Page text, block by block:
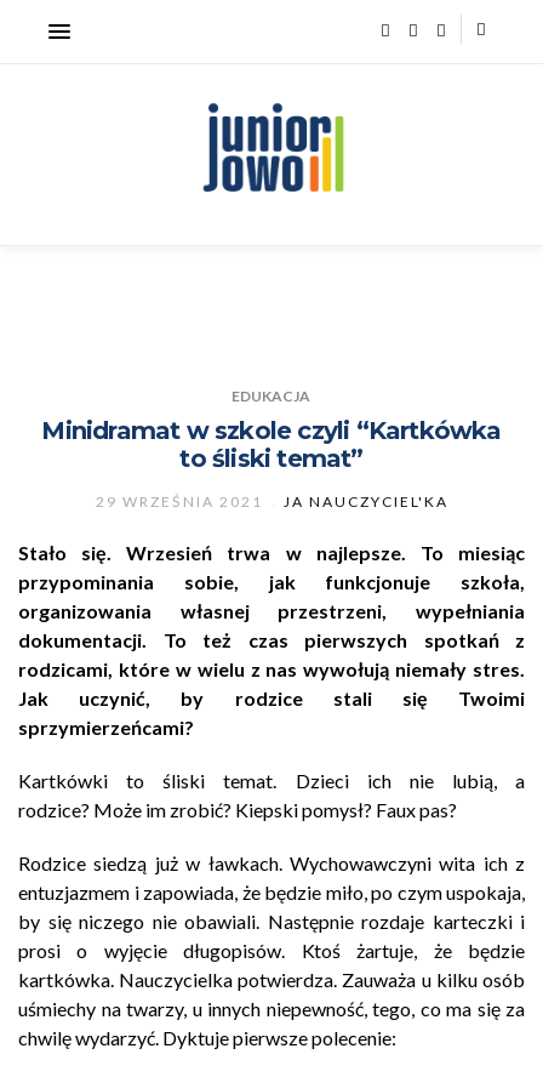
EDUKACJA
Minidramat w szkole czyli “Kartkówka
to śliski temat”
29 WRZEŚNIA 2021 JA NAUCZYCIEL'KA
Stało się. Wrzesień trwa w najlepsze. To miesiąc
przypominania sobie, jak funkcjonuje szkoła,
organizowania własnej przestrzeni, wypełniania
dokumentacji. To też czas pierwszych spotkań z
rodzicami, które w wielu z nas wywołują niemały stres.
Jak uczynić, by rodzice stali się Twoimi
sprzymierzeńcami?
Kartkówki to śliski temat. Dzieci ich nie lubią, a
rodzice? Może im zrobić? Kiepski pomysł? Faux pas?
Rodzice siedzą już w ławkach. Wychowawczyni wita ich z
entuzjazmem i zapowiada, że będzie miło, po czym uspokaja,
by się niczego nie obawiali. Następnie rozdaje karteczki i
prosi o wyjęcie długopisów. Ktoś żartuje, że będzie
kartkówka. Nauczycielka potwierdza. Zauważa u kilku osób
uśmiechy na twarzy, u innych niepewność, tego, co ma się za
chwilę wydarzyć. Dyktuje pierwsze polecenie: